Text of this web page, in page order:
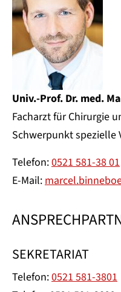
Univ.-Prof. Dr. med.
Facharzt für Chirurgie
Schwerpunkt spezielle
Telefon:0521 581-38 01
E-Mail:
SEKRETARIAT
Telefon:0521 581-3801